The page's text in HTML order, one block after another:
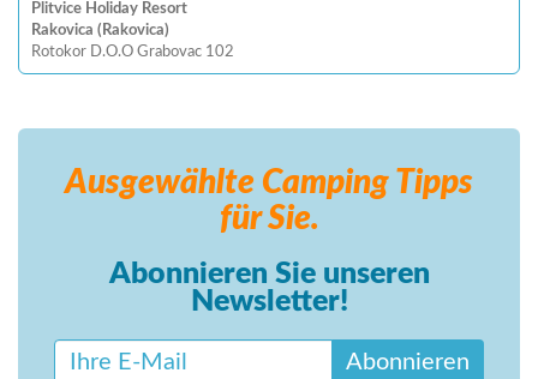
Plitvice Holiday Resort
Rakovica (Rakovica)
Rotokor D.O.O Grabovac 102
Ausgewählte Camping Tipps
für Sie.
Abonnieren Sie unseren
Newsletter!
Abonnieren